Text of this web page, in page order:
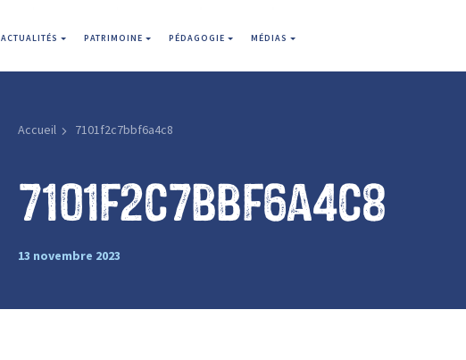
ACTUALITÉS PATRIMOINE PÉDAGOGIE MÉDIAS
Accueil 7101f2c7bbf6a4c8
7101f2c7bbf6a4c8
13 novembre 2023